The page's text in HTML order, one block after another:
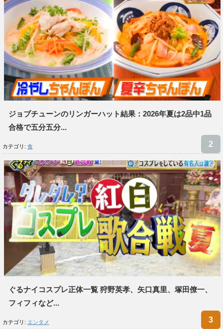
ジョブチューンのリンガーハット結果：2026年夏は2品中1品
合格で五分五分...
カテゴリ: 食
ぐるナイコスプレ正体一覧 狩野英孝、矢口真里、塚田僚一、
フィフィなど...
カテゴリ: エンタメ